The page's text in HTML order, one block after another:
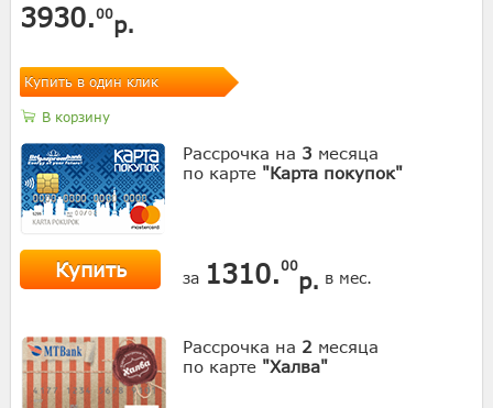
3930.00р.
Купить в один клик
В корзину
Рассрочка на 3 месяца
по карте "Карта покупок"
Купить за 1310.00
р. в мес.
Рассрочка на 2 месяца
по карте "Халва"